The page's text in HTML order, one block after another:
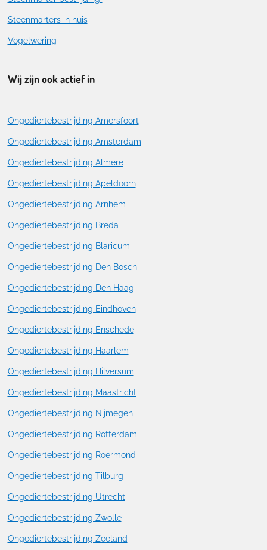
Steenmarters in huis
Vogelwering
Wij zijn ook actief in
Ongediertebestrijding Amersfoort
Ongediertebestrijding Amsterdam
Ongediertebestrijding Almere
Ongediertebestrijding Apeldoorn
Ongediertebestrijding Arnhem
Ongediertebestrijding Breda
Ongediertebestrijding Blaricum
Ongediertebestrijding Den Bosch
Ongediertebestrijding Den Haag
Ongediertebestrijding Eindhoven
Ongediertebestrijding Enschede
Ongediertebestrijding Haarlem
Ongediertebestrijding Hilversum
Ongediertebestrijding Maastricht
Ongediertebestrijding Nijmegen
Ongediertebestrijding Rotterdam
Ongediertebestrijding Roermond
Ongediertebestrijding Tilburg
Ongediertebestrijding Utrecht
Ongediertebestrijding Zwolle
Ongediertebestrijding Zeeland